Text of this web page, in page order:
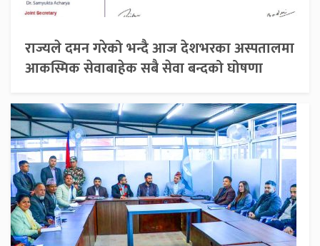
राज्यले दमन गरेको भन्दै आज देशभरका अस्पतालमा
आकस्मिक सेवाबाहेक सबै सेवा बन्दको घोषणा